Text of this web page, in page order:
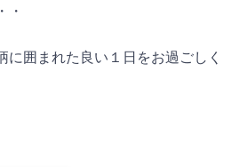
・
に囲まれた良い１日をお過ごしく